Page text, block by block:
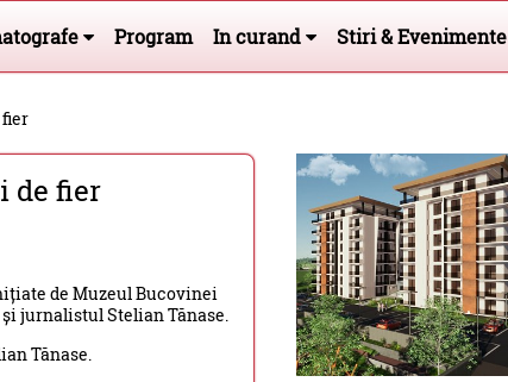
Program In curand Stiri & Evenimente
fier
de fier
de Muzeul Bucovinei
jurnalistul Stelian Tănase.
Tănase.